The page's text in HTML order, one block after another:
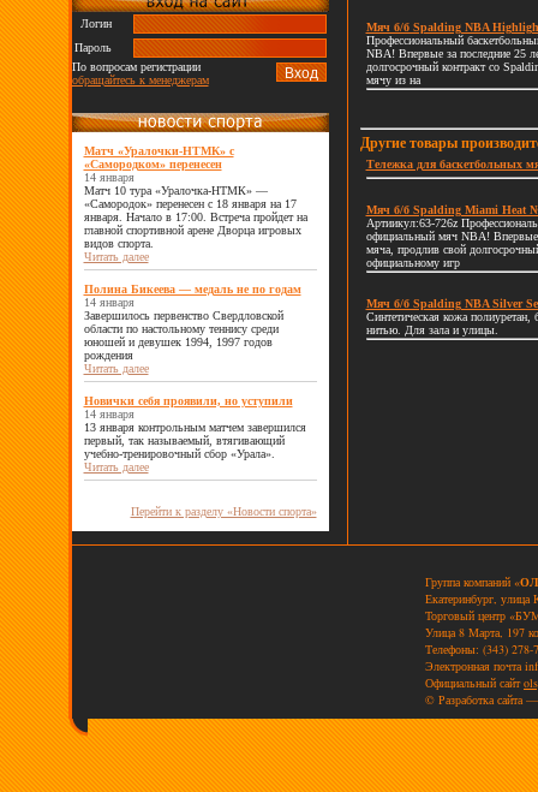
Логин
Пароль
По вопросам регистрации
обращайтесь к менеджерам
Матч «Уралочки-НТМК» с
«Самородком» перенесен
14 января
Матч 10 тура «Уралочка-НТМК» —
«Самородок» перенесен с 18 января на 17
января. Начало в 17:00. Встреча пройдет на
главной спортивной арене Дворца игровых
видов спорта.
Читать далее
Полина Бикеева — медаль не по годам
14 января
Завершилось первенство Свердловской
области по настольному теннису среди
юношей и девушек 1994, 1997 годов
рождения
Читать далее
Новички себя проявили, но уступили
14 января
13 января контрольным матчем завершился
первый, так называемый, втягивающий
учебно-тренировочный сбор «Урала».
Читать далее
Перейти к разделу «Новости спорта»
Мяч б/б Spalding NBA
Профессиональный
NBA! Впервые за последние 25
долгосрочный контракт со
мячу из на
Другие товары
Тележка для баскетбольных
Мяч б/б Spalding Miami Heat
Артиикул:63-726z
официальный мяч NBA! Впервые
мяча, продлив свой
официальному игр
Мяч б/б Spalding NBA Silver
Синтетическая кожа полиуретан,
нитью. Для зала и улицы.
Группа компаний «
Екатеринбург,
Торговый центр
Улица 8 Марта, 197
Телефоны: (343) 278-
Электронная почта
Официальный сайт
© Разработка сайта